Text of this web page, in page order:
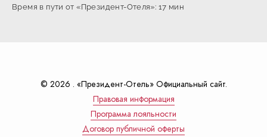
Время в пути от «Президент-Отеля»: 17 мин
© 2026 . «Президент-Отель» Официальный сайт.
Правовая информация
Программа лояльности
Договор публичной оферты